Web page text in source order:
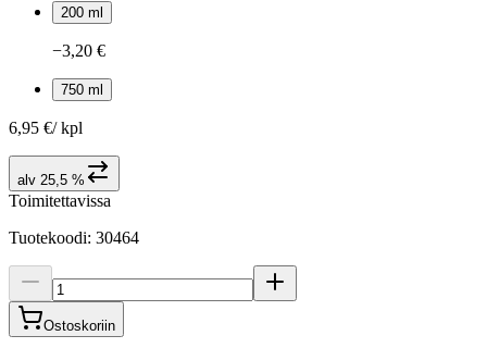
200 ml
−3,20 €
750 ml
6,95 €/ kpl
alv 25,5 %
Toimitettavissa
Tuotekoodi: 30464
Ostoskoriin